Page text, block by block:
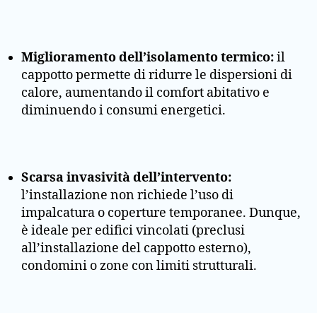
Miglioramento dell’isolamento termico:il
cappotto permette di ridurre le dispersioni di
calore, aumentando il comfort abitativo e
diminuendo i consumi energetici.
Scarsa invasività dell’intervento:
l’installazione non richiede l’uso di
impalcatura o coperture temporanee. Dunque,
è ideale per edifici vincolati (preclusi
all’installazione del cappotto esterno),
condomini o zone con limiti strutturali.